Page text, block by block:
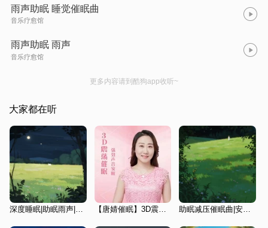
雨声助眠 睡觉催眠曲
音乐疗愈馆
雨声助眠 雨声
音乐疗愈馆
更多内容请到酷狗app收听~
大家都在听
【唐婧催眠】3D震荡催眠，强效声音安眠药 助眠减压催眠曲|安眠曲快速入睡|重度失眠者必听催眠曲